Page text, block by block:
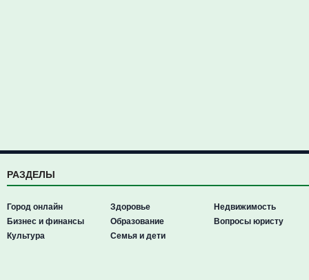
РАЗДЕЛЫ
Город онлайн
Бизнес и финансы
Культура
Здоровье
Образование
Семья и дети
Недвижимость
Вопросы юристу